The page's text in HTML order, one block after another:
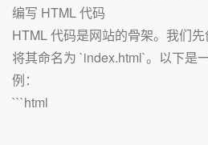
编写 HTML 代码
HTML 代码是网站的骨架。我们先
将其命名为 `index.html`。以下是
例：
```html